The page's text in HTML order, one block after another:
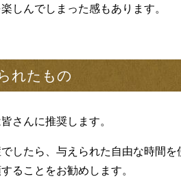
しんでしまった感もあります。
れたもの
さんに推奨します。
したら、与えられた自由な時間
ることをお勧めします。